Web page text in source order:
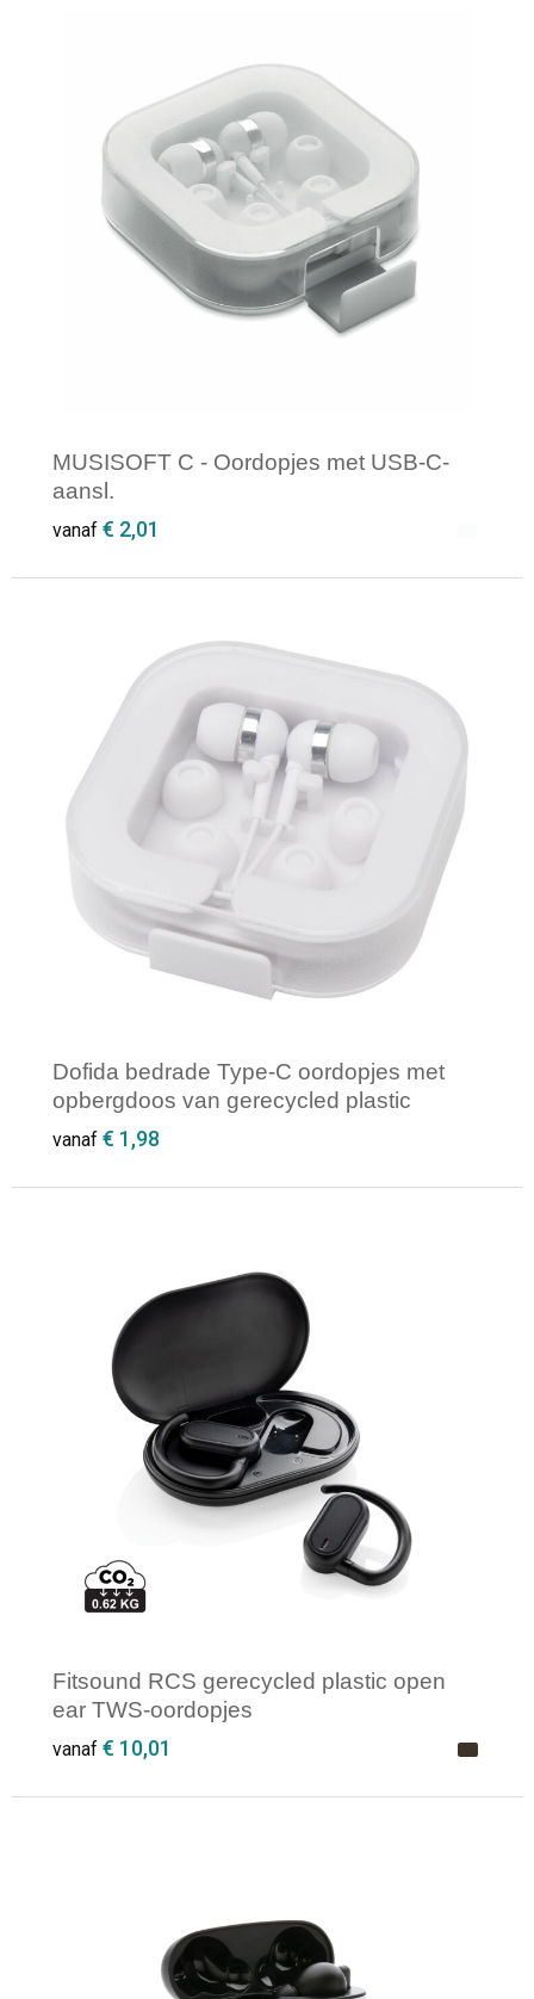
MUSISOFT C - Oordopjes met USB-C-
aansl.
vanaf € 2,01
Minimale afname: 1
Dofida bedrade Type-C oordopjes met
opbergdoos van gerecycled plastic
vanaf € 1,98
Minimale afname: 1
Fitsound RCS gerecycled plastic open
ear TWS-oordopjes
vanaf € 10,01